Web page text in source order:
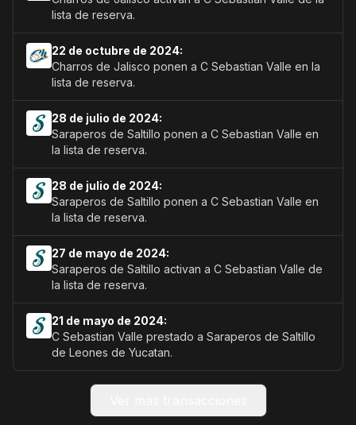
lista de reserva.
22 de octubre de 2024:
Charros de Jalisco ponen a C Sebastian Valle en la
lista de reserva.
28 de julio de 2024:
Saraperos de Saltillo ponen a C Sebastian Valle en
la lista de reserva.
28 de julio de 2024:
Saraperos de Saltillo ponen a C Sebastian Valle en
la lista de reserva.
27 de mayo de 2024:
Saraperos de Saltillo activan a C Sebastian Valle de
la lista de reserva.
21 de mayo de 2024:
C Sebastian Valle prestado a Saraperos de Saltillo
de Leones de Yucatan.